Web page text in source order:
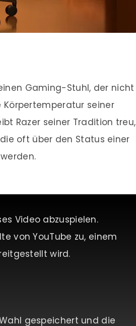
Gaming-Stuhl, der nicht
seiner
Razer seiner Tradition treu,
oft über den Status einer
Video abzuspielen.
von YouTube zu, einem
wird.
gespeichert und die